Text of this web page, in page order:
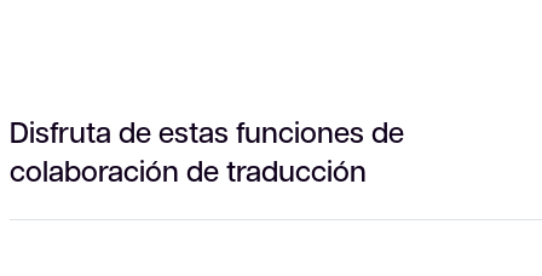
Disfruta de estas funciones de
colaboración de traducción